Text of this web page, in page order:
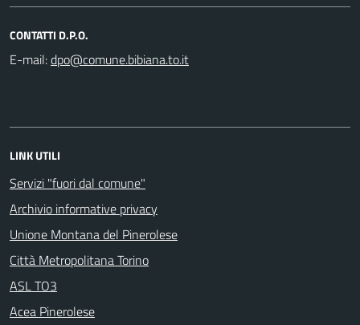
CONTATTI D.P.O.
E-mail:
LINK UTILI
Servizi "fuori dal comune"
Archivio informative privacy
Unione Montana del Pinerolese
Città Metropolitana Torino
ASL TO3
Acea Pinerolese